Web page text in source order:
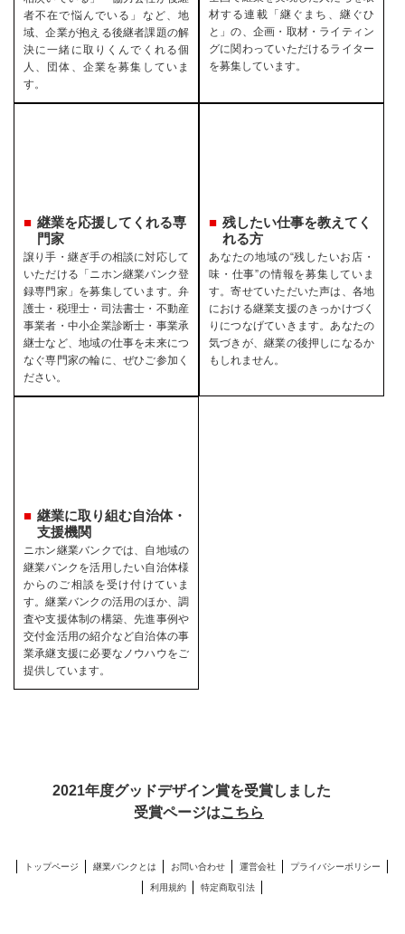
者不在で悩んでいる」など、地
域、企業が抱える後継者課題の解
決に一緒に取りくんでくれる個
人、団体、企業を募集していま
す。
材する連載「継ぐまち、継ぐひ
と」の、企画・取材・ライティン
グに関わっていただけるライター
を募集しています。
継業を応援してくれる専
門家
譲り手・継ぎ手の相談に対応して
いただける「ニホン継業バンク登
録専門家」を募集しています。弁
護士・税理士・司法書士・不動産
事業者・中小企業診断士・事業承
継士など、地域の仕事を未来につ
なぐ専門家の輪に、ぜひご参加く
ださい。
残したい仕事を教えてく
れる方
あなたの地域の“残したいお店・
味・仕事”の情報を募集していま
す。寄せていただいた声は、各地
における継業支援のきっかけづく
りにつなげていきます。あなたの
気づきが、継業の後押しになるか
もしれません。
継業に取り組む自治体・
支援機関
ニホン継業バンクでは、自地域の
継業バンクを活用したい自治体様
からのご相談を受け付けていま
す。継業バンクの活用のほか、調
査や支援体制の構築、先進事例や
交付金活用の紹介など自治体の事
業承継支援に必要なノウハウをご
提供しています。
2021年度グッドデザイン賞を受賞しました
受賞ページはこちら
トップページ 継業バンクとは お問い合わせ 運営会社 プライバシーポリシー
利用規約 特定商取引法